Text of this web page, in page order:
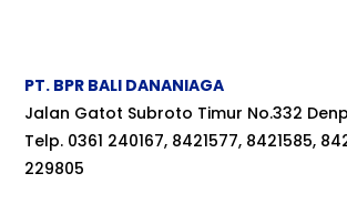
PT. BPR BALI DANANIAGA
Jalan Gatot Subroto Timur No.332
Telp. 0361 240167, 8421577, 8421585,
229805